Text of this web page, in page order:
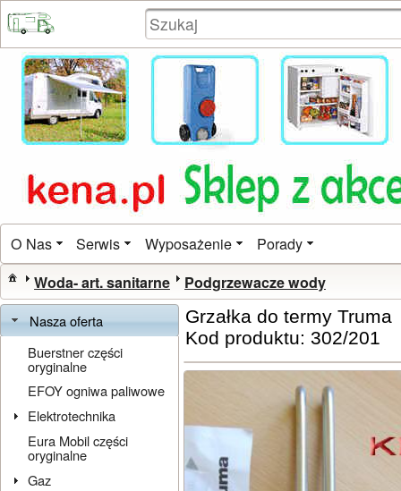
O Nas Serwis Wyposażenie Porady
Woda- art. sanitarne Podgrzewacze wody
Nasza oferta
Buerstner części
oryginalne
EFOY ogniwa paliwowe
Elektrotechnika
Eura Mobil części
oryginalne
Gaz
Grzałka do termy Truma
Kod produktu: 302/201